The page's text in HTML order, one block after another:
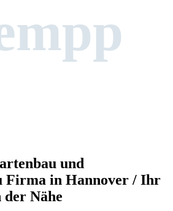
und
Firma in Hannover / Ihr
Nähe